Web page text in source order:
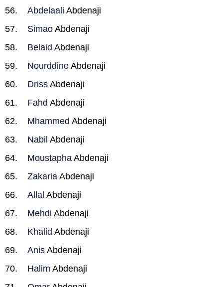
Abdelaali Abdenaji
Simao Abdenaji
Belaid Abdenaji
Nourddine Abdenaji
Driss Abdenaji
Fahd Abdenaji
Mhammed Abdenaji
Nabil Abdenaji
Moustapha Abdenaji
Zakaria Abdenaji
Allal Abdenaji
Mehdi Abdenaji
Khalid Abdenaji
Anis Abdenaji
Halim Abdenaji